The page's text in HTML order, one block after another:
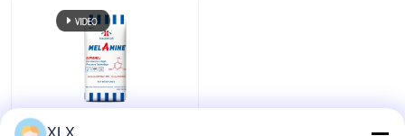
Melamina
XLX